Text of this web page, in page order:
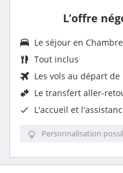
L’offre
Le séjour en
Tout inclus
Les vols au départ
Le transfert aller-
L'accueil et
Personnalisation